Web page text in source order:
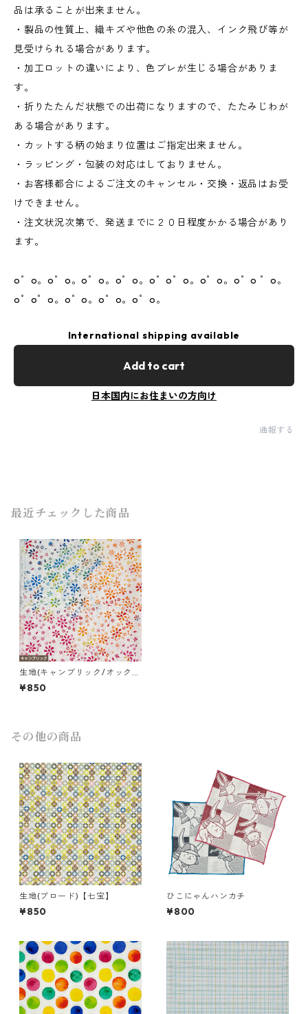
品は承ることが出来ません。
・製品の性質上、織キズや他色の糸の混入、インク飛び等が
見受けられる場合があります。
・加工ロットの違いにより、色ブレが生じる場合がありま
す。
・折りたたんだ状態での出荷になりますので、たたみじわが
ある場合があります。
・カットする柄の始まり位置はご指定出来ません。
・ラッピング・包装の対応はしておりません。
・お客様都合によるご注文のキャンセル・交換・返品はお受
けできません。
・注文状況次第で、発送までに２０日程度かかる場合があり
ます。
o゜o。o゜o。o゜o。o゜o。o゜o゜o。o゜o。o゜o ゜o。
o゜o゜o。o゜o。o゜o。o゜o。
International shipping available
Add to cart
日本国内にお住まいの方向け
通報する
最近チェックした商品
生地(キャンブリック/オック
ス)【花クレヨン Ｂ】
¥850
その他の商品
生地(ブロード)【七宝】
¥850
ひこにゃんハンカチ
¥800